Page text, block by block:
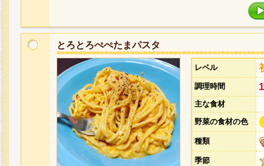
とろとろぺぺたまパスタ
レベル
調理時間
主な食材
野菜の食材の色
種類
季節